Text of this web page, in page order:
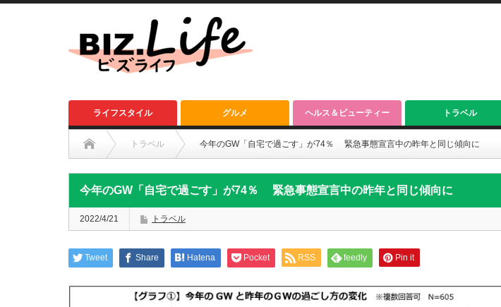
ライフスタイル グルメ ヘルス＆ビューティー トラベル
トラベル 今年のGW「自宅で過ごす」が74％ 緊急事態宣言中の昨年と同じ傾向に
今年のGW「自宅で過ごす」が74％ 緊急事態宣言中の昨年と同じ傾向に
2022/4/21 トラベル
Tweet Share Hatena Pocket RSS feedly Pin it